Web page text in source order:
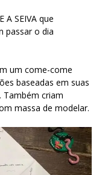
A SEIVA que
passar o dia
um come-come
baseadas em suas
Também criam
massa de modelar.